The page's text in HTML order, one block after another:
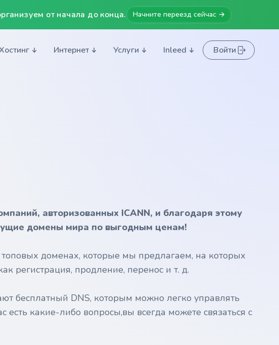
от начала до конца. Начните переезд сейчас →
Интернет Услуги Inleed Войти
авторизованных ICANN, и благодаря этому
домены мира по выгодным ценам!
доменах, которые мы предлагаем, на которых
регистрация, продление, перенос и т. д.
бесплатный DNS, которым можно легко управлять
есть какие-либо вопросы,вы всегда можете связаться с